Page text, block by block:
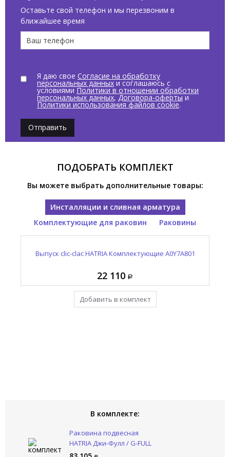
Оставьте свой телефон и мы перезвоним в
ближайшее время
Я даю свое Согласие на обработку
персональных данныхи соглашаюсь с
условиямиПолитики в отношении обработки
персональных данных,Договора-офертыи
Политики использования файлов cookie.
Отправить
ПОДОБРАТЬ КОМПЛЕКТ
Вы можете выбрать дополнительные товары:
Инсталляции и сливная арматура
Комплектующие для раковин
Раковины
Выпуск clic-clac HATRIA Комплектующие A0Y7A801
22 110
Добавить в комплект
Крепление для раковины HATRIA Комплектующие
1 180
Уже в комплекте
Раковина подвесная HATRIA Джи-Фулл / G-FULL
83 105
Уже в комплекте
В комплекте:
Раковина подвесная
HATRIA Джи-Фулл / G-FULL
YXJH01